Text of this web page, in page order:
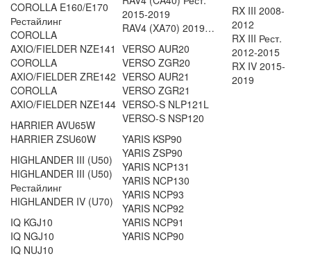
COROLLA E160/E170
Рестайлинг
COROLLA
AXIO/FIELDER NZE141
COROLLA
AXIO/FIELDER ZRE142
COROLLA
AXIO/FIELDER NZE144
HARRIER AVU65W
HARRIER ZSU60W
HIGHLANDER III (U50)
HIGHLANDER III (U50)
Рестайлинг
HIGHLANDER IV (U70)
IQ KGJ10
IQ NGJ10
IQ NUJ10
2015-2019
RAV4 (XA70) 2019…
VERSO AUR20
VERSO ZGR20
VERSO AUR21
VERSO ZGR21
VERSO-S NLP121L
VERSO-S NSP120
YARIS KSP90
YARIS ZSP90
YARIS NCP131
YARIS NCP130
YARIS NCP93
YARIS NCP92
YARIS NCP91
YARIS NCP90
RX III 2008-
2012
RX III Рест.
2012-2015
RX IV 2015-
2019